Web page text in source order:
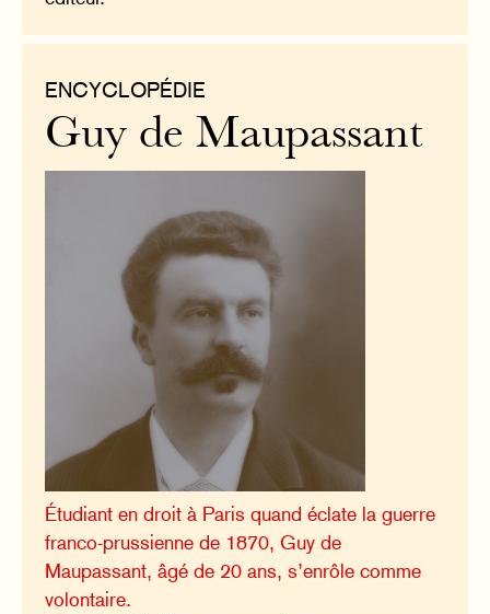
ENCYCLOPÉDIE
Guy de Maupassant
Étudiant en droit à Paris quand éclate la guerre
franco-prussienne de 1870, Guy de
Maupassant, âgé de 20 ans, s’enrôle comme
volontaire.